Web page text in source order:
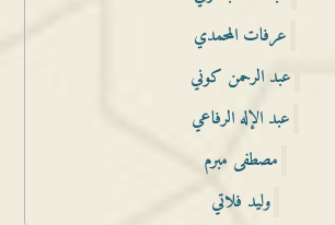
عرفات المحمدي
عبد الرحمن كوني
عبد الإله الرفاعي
مصطفى مبرم
وليد فلاتي